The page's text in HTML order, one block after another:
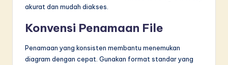
akurat dan mudah diakses.
Konvensi Penamaan File
Penamaan yang konsisten membantu menemukan
diagram dengan cepat. Gunakan format standar yang